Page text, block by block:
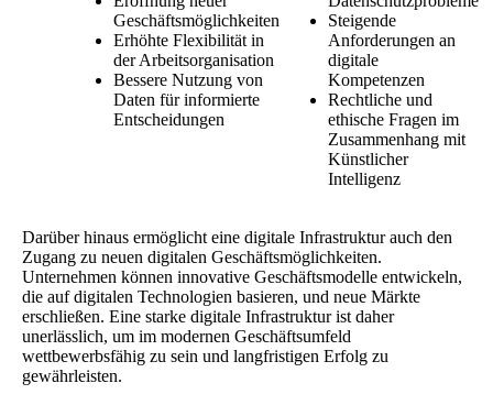
Geschäftsmöglichkeiten
Erhöhte Flexibilität in
der Arbeitsorganisation
Bessere Nutzung von
Daten für informierte
Entscheidungen
Steigende
Anforderungen an
digitale
Kompetenzen
Rechtliche und
ethische Fragen im
Zusammenhang mit
Künstlicher
Intelligenz
Darüber hinaus ermöglicht eine digitale Infrastruktur auch den
Zugang zu neuen digitalen Geschäftsmöglichkeiten.
Unternehmen können innovative Geschäftsmodelle entwickeln,
die auf digitalen Technologien basieren, und neue Märkte
erschließen. Eine starke digitale Infrastruktur ist daher
unerlässlich, um im modernen Geschäftsumfeld
wettbewerbsfähig zu sein und langfristigen Erfolg zu
gewährleisten.